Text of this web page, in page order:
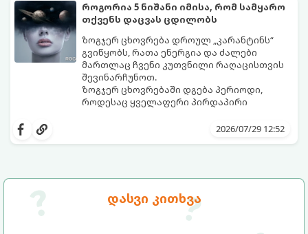
დასვი კითხვა
როგორია 5 ნიშანი იმისა, რომ სამყარო
თქვენს დაცვას ცდილობს
ზოგჯერ ცხოვრება დროულ „კარანტინს“
გვიწყობს, რათა ენერგია და ძალები
მართლაც ჩვენი კუთვნილი რაღაცისთვის
შევინარჩუნოთ.
ზოგჯერ ცხოვრებაში დგება პერიოდი,
როდესაც ყველაფერი პირდაპირი
იშლება მნიშვნელოვანი გარიგებები,
ასეთ მომენტებში ადვილია
ეზოთერიკასა და ფსიქოლოგიაში ეს
ფენომენი ხშირად სხვანაირად
მომხდარი მარცხი სასჯელი კი არა,
სამყაროს მცდელობაა:
2026/07/29 12:52